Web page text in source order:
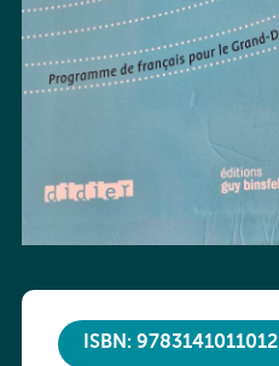
ISBN: 9783141011012